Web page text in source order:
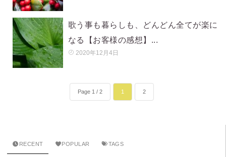
歌う事も暮らしも、どんどん全てが楽に
なる【お客様の感想】...
2020年12月4日
Page 1 / 2 1 2
RECENT POPULAR TAGS